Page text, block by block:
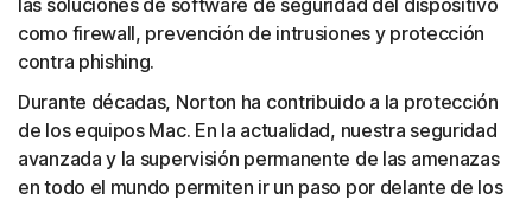
como firewall, prevención de intrusiones y protección
contra phishing.
Durante décadas, Norton ha contribuido a la protección
de los equipos Mac. En la actualidad, nuestra seguridad
avanzada y la supervisión permanente de las amenazas
en todo el mundo permiten ir un paso por delante de los